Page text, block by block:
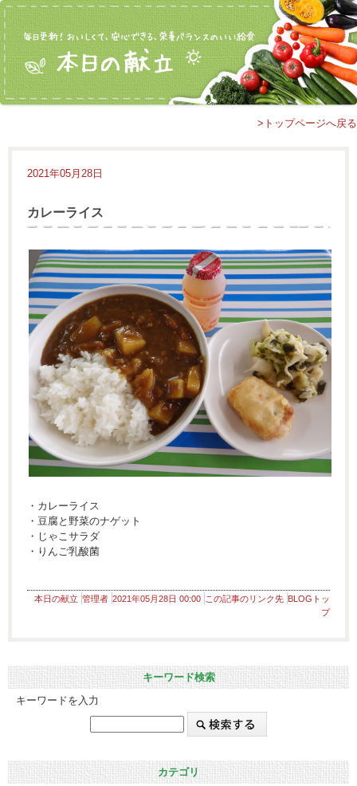
>トップページへ戻る
2021年05月28日
カレーライス
・カレーライス
・豆腐と野菜のナゲット
・じゃこサラダ
・りんご乳酸菌
本日の献立 管理者 2021年05月28日 00:00 この記事のリンク先 BLOGトッ
プ
キーワード検索
キーワードを入力
カテゴリ